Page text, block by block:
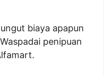
biaya apapun
penipuan